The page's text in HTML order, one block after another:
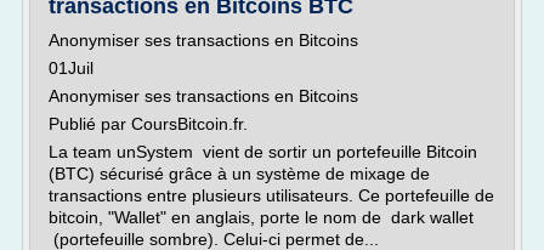
transactions en Bitcoins BTC
Anonymiser ses transactions en Bitcoins
01Juil
Anonymiser ses transactions en Bitcoins
Publié par CoursBitcoin.fr.
La team unSystem vient de sortir un portefeuille Bitcoin
(BTC) sécurisé grâce à un système de mixage de
transactions entre plusieurs utilisateurs. Ce portefeuille de
bitcoin, "Wallet" en anglais, porte le nom de dark wallet
(portefeuille sombre). Celui-ci permet de...